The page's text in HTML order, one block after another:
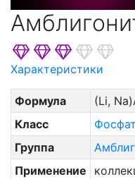
Характеристики
Формула (Li,
Класс
Группа
Применение